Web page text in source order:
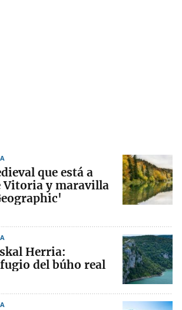
que está a
Vitoria y maravilla
Herria:
del búho real